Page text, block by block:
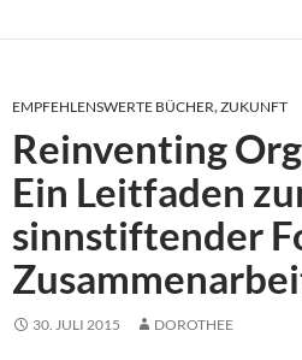
EMPFEHLENSWERTE BÜCHER,ZUKUNFT
Reinventing
Ein Leitfaden
sinnstiftender
30. JULI 2015 DOROTHEE